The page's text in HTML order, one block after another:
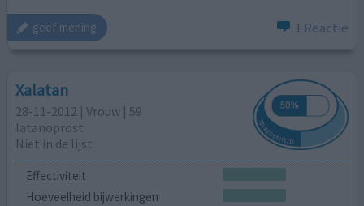
geef mening 1 Reactie
Xalatan
28-11-2012 | Vrouw | 59
latanoprost
Niet in de lijst
Effectiviteit
Hoeveelheid bijwerkingen